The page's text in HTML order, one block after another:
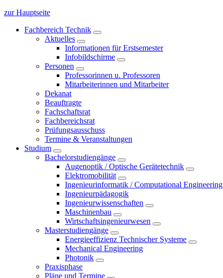
zur Hauptseite
Fachbereich Technik
Aktuelles
Informationen für Erstsemester
Infobildschirme
Personen
Professorinnen u. Professoren
Mitarbeiterinnen und Mitarbeiter
Dekanat
Beauftragte
Fachschaftsrat
Fachbereichsrat
Prüfungsausschuss
Termine & Veranstaltungen
Studium
Bachelorstudiengänge
Augenoptik / Optische Gerätetechnik
Elektromobilität
Ingenieurinformatik / Computational Engineering
Ingenieurpädagogik
Ingenieurwissenschaften
Maschinenbau
Wirtschaftsingenieurwesen
Masterstudiengänge
Energieeffizienz Technischer Systeme
Mechanical Engineering
Photonik
Praxisphase
Pläne und Termine